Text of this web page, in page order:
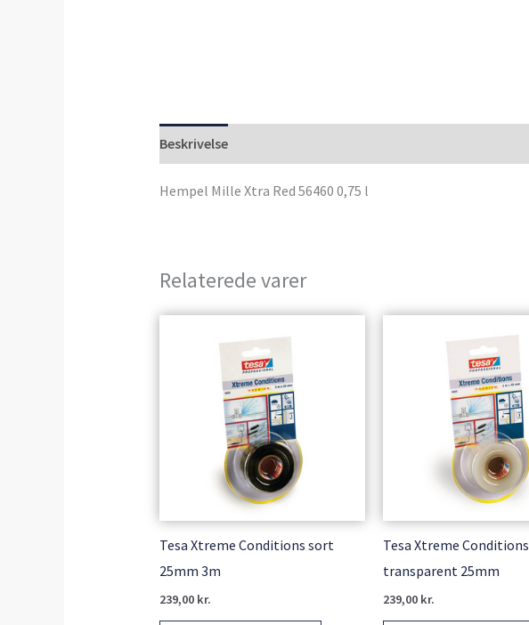
Beskrivelse
Hempel Mille Xtra Red 56460 0,75 l
Relaterede varer
Tesa Xtreme Conditions sort
25mm 3m
239,00 kr.
Tesa Xtreme Conditions
transparent 25mm
239,00 kr.